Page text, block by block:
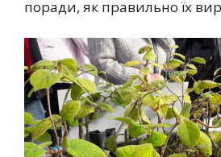
поради, як правильно їх